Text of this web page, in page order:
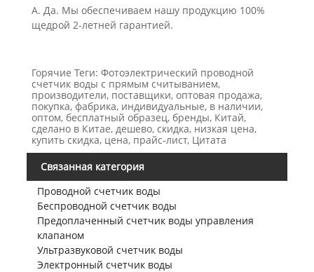
А. Да. Мы обеспечиваем нашу продукцию 100%
щедрой 2-летней гарантией.
Горячие Теги: Фотоэлектрический проводной
счетчик воды с прямым считыванием,
производители, поставщики, оптовая продажа,
покупка, фабрика, индивидуальные, в наличии,
оптом, бесплатный образец, бренды, Китай,
сделано в Китае, дешево, скидка, низкая цена,
купить скидка, цена, прайс-лист, Цитата
Связанная категория
Проводной счетчик воды
Беспроводной счетчик воды
Предоплаченный счетчик воды управления
клапаном
Ультразвуковой счетчик воды
Электронный счетчик воды